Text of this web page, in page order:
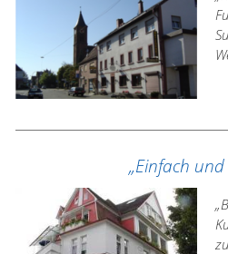
„Einfach